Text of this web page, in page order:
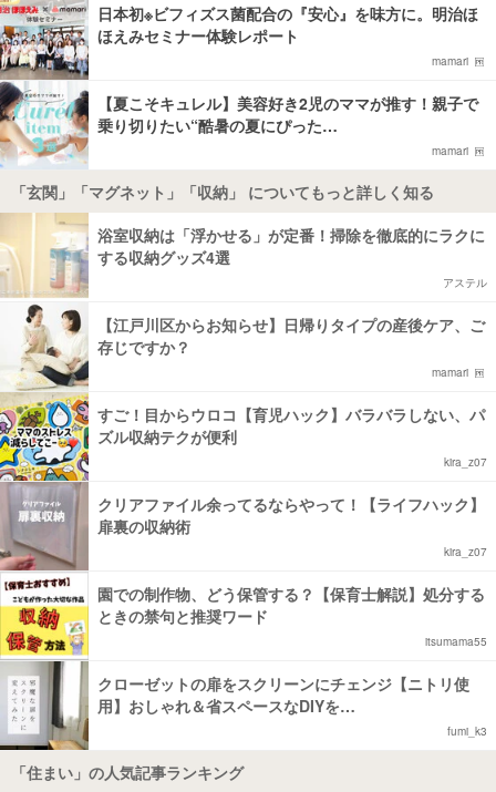
日本初※ビフィズス菌配合の『安心』を味方に。明治ほ
ほえみセミナー体験レポート
mamari
【夏こそキュレル】美容好き2児のママが推す！親子で
乗り切りたい“酷暑の夏にぴった…
mamari
「玄関」「マグネット」「収納」 についてもっと詳しく知る
浴室収納は「浮かせる」が定番！掃除を徹底的にラクに
する収納グッズ4選
アステル
【江戸川区からお知らせ】日帰りタイプの産後ケア、ご
存じですか？
mamari
すご！目からウロコ【育児ハック】バラバラしない、パ
ズル収納テクが便利
kira_z07
クリアファイル余ってるならやって！【ライフハック】
扉裏の収納術
kira_z07
園での制作物、どう保管する？【保育士解説】処分する
ときの禁句と推奨ワード
itsumama55
クローゼットの扉をスクリーンにチェンジ【ニトリ使
用】おしゃれ＆省スペースなDIYを…
fumi_k3
「住まい」の人気記事ランキング